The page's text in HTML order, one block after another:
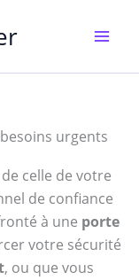
urgents
celle de votre
de confiance
à une porte
votre sécurité
, ou que vous